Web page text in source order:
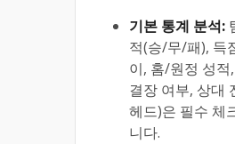
기본 통계 분석:
적(승/무/패), 득
이, 홈/원정 성적
결장 여부, 상대
헤드)은 필수 체
니다.